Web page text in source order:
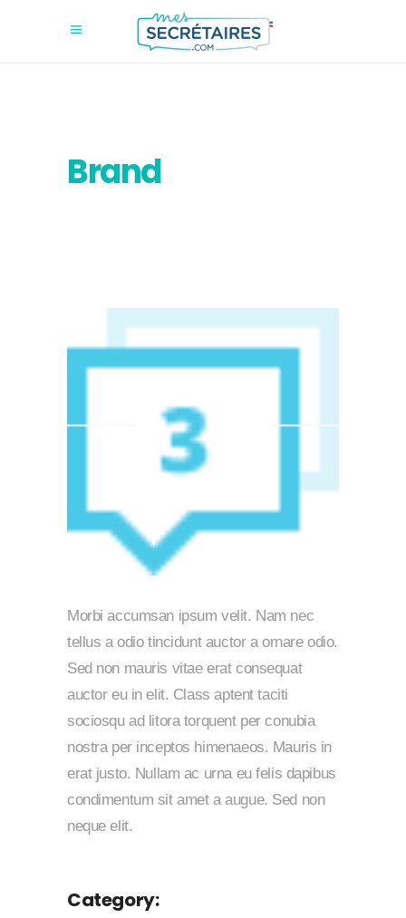
Brand
Morbi accumsan ipsum velit. Nam nec
tellus a odio tincidunt auctor a ornare odio.
Sed non mauris vitae erat consequat
auctor eu in elit. Class aptent taciti
sociosqu ad litora torquent per conubia
nostra per inceptos himenaeos. Mauris in
erat justo. Nullam ac urna eu felis dapibus
condimentum sit amet a augue. Sed non
neque elit.
Category: